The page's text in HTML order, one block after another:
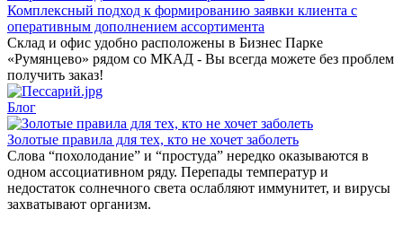
Комплексный подход к формированию заявки клиента с
оперативным дополнением ассортимента
Склад и офис удобно расположены в Бизнес Парке
«Румянцево» рядом со МКАД - Вы всегда можете без проблем
получить заказ!
Блог
Золотые правила для тех, кто не хочет заболеть
Слова “похолодание” и “простуда” нередко оказываются в
одном ассоциативном ряду. Перепады температур и
недостаток солнечного света ослабляют иммунитет, и вирусы
захватывают организм.